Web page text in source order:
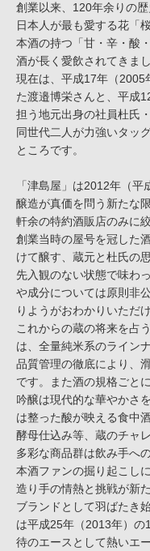
創業以来、120年余りの
日本人が最も愛する花「
本酒の持つ「甘・辛・酸
酒が長く愛飲されてきまし
現在は、平成17年（2005
た渡邉博栄さんと、平成
担う地元出身の社員杜氏
同世代二人が力強いタッ
ところです。
「津島屋」は2012年（
醸造が真価を問う新たな
軒余の特約酒販店のみに
創業当時の屋号を冠した
けて醸す、蔵元と杜氏の
先入観のない状態で味わ
や成分については原則非
りようがおわかりいただ
これからの蔵の将来を占
は、全量純米系のライン
品質管理の徹底により、
です。また酒の規格ごと
吟醸は現代的な華やかさ
は整った酸が映える食中
酵母仕込み等、蔵のチャ
多彩な商品群は飲み手へ
本酒ファンの掘り起こし
造り手の情熱と挑戦が新
ブランドとして羽ばたき
は平成25年（2013年）の
待のエースとして熱いエ